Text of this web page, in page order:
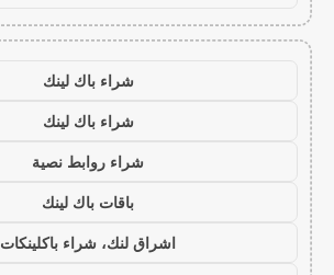
شراء باك لينك
شراء باك لينك
شراء روابط نصية
باقات باك لينك
اشراق لنك، شراء باكلينكات